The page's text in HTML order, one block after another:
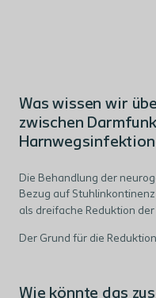
Was wissen wir
zwischen
Die Behandlung der
Bezug auf
als dreifache Reduktion der
Der Grund für die
Wie könnte das